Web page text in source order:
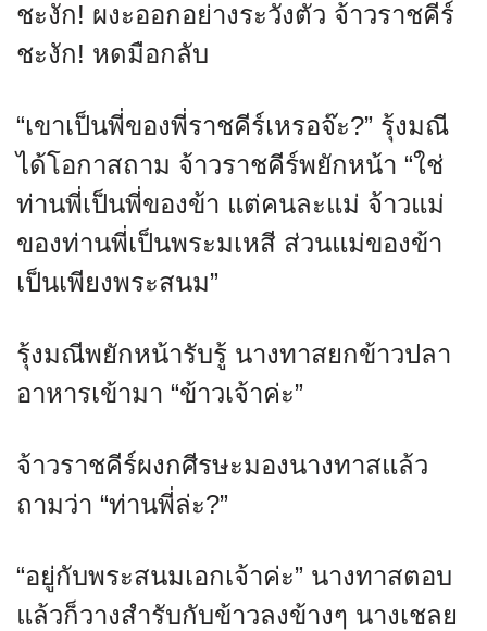
ชะงัก! ผงะออกอย่างระวังตัว จ้าวราชคีร์
ชะงัก! หดมือกลับ
“เขาเป็นพี่ของพี่ราชคีร์เหรอจ๊ะ?” รุ้งมณี
ได้โอกาสถาม จ้าวราชคีร์พยักหน้า “ใช่
ท่านพี่เป็นพี่ของข้า แต่คนละแม่ จ้าวแม่
ของท่านพี่เป็นพระมเหสี ส่วนแม่ของข้า
เป็นเพียงพระสนม”
รุ้งมณีพยักหน้ารับรู้ นางทาสยกข้าวปลา
อาหารเข้ามา “ข้าวเจ้าค่ะ”
จ้าวราชคีร์ผงกศีรษะมองนางทาสแล้ว
ถามว่า “ท่านพี่ล่ะ?”
“อยู่กับพระสนมเอกเจ้าค่ะ” นางทาสตอบ
แล้วก็วางสำรับกับข้าวลงข้างๆ นางเชลย